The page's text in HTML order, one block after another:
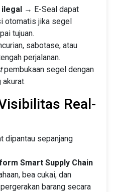
ilegal → E-Seal dapat
otomatis jika segel
tujuan.
sabotase, atau
perjalanan.
pembukaan segel dengan
Real-
dipantau sepanjang
Smart Supply Chain
bea cukai, dan
barang secara